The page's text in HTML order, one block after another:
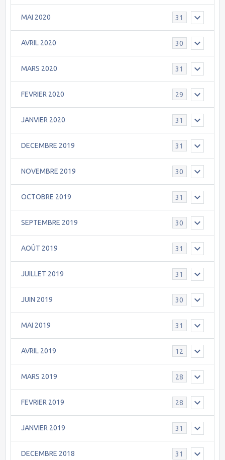
MAI 2020 31
AVRIL 2020 30
MARS 2020 31
FEVRIER 2020 29
JANVIER 2020 31
DECEMBRE 2019 31
NOVEMBRE 2019 30
OCTOBRE 2019 31
SEPTEMBRE 2019 30
AOÛT 2019 31
JUILLET 2019 31
JUIN 2019 30
MAI 2019 31
AVRIL 2019 12
MARS 2019 28
FEVRIER 2019 28
JANVIER 2019 31
DECEMBRE 2018 31